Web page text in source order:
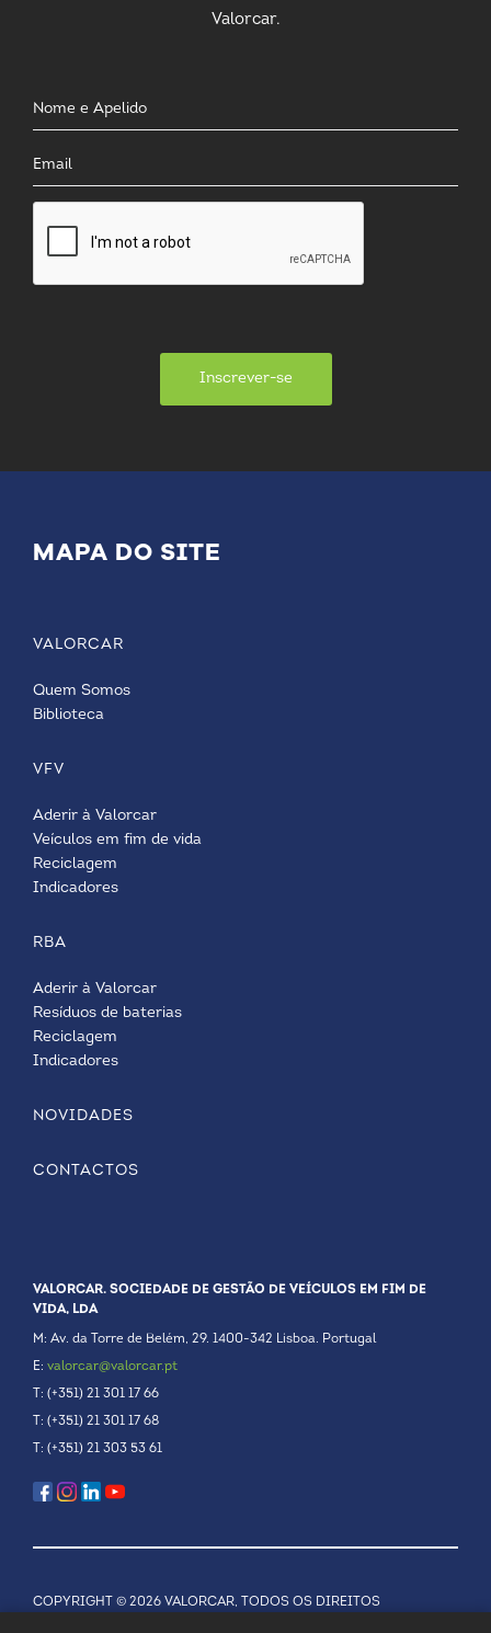
Valorcar.
Inscrever-se
MAPA DO SITE
VALORCAR
Quem Somos
Biblioteca
VFV
Aderir à Valorcar
Veículos em fim de vida
Reciclagem
Indicadores
RBA
Aderir à Valorcar
Resíduos de baterias
Reciclagem
Indicadores
NOVIDADES
CONTACTOS
VALORCAR. SOCIEDADE DE GESTÃO DE VEÍCULOS EM FIM DE
VIDA, LDA
M: Av. da Torre de Belém, 29. 1400-342 Lisboa. Portugal
E: valorcar@valorcar.pt
T: (+351) 21 301 17 66
T: (+351) 21 301 17 68
T: (+351) 21 303 53 61
COPYRIGHT © 2026 VALORCAR, TODOS OS DIREITOS